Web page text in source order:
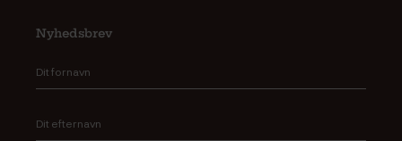
Nyhedsbrev